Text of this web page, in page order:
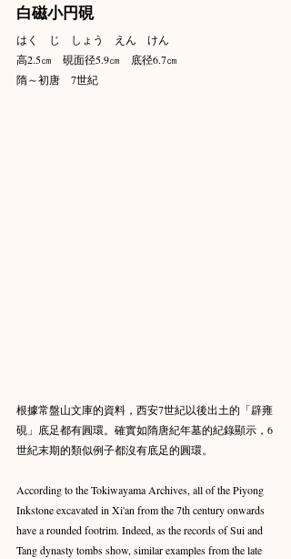
白磁小円硯
はく　じ　しょう　えん　けん
高2.5㎝　硯面径5.9㎝　底径6.7㎝
隋～初唐　7世紀
根據常盤山文庫的資料，西安7世紀以後出土的「辟雍
硯」底足都有圓環。確實如隋唐紀年墓的紀錄顯示，6
世紀末期的類似例子都沒有底足的圓環。
According to the Tokiwayama Archives, all of the Piyong
Inkstone excavated in Xi'an from the 7th century onwards
have a rounded footrim. Indeed, as the records of Sui and
Tang dynasty tombs show, similar examples from the late